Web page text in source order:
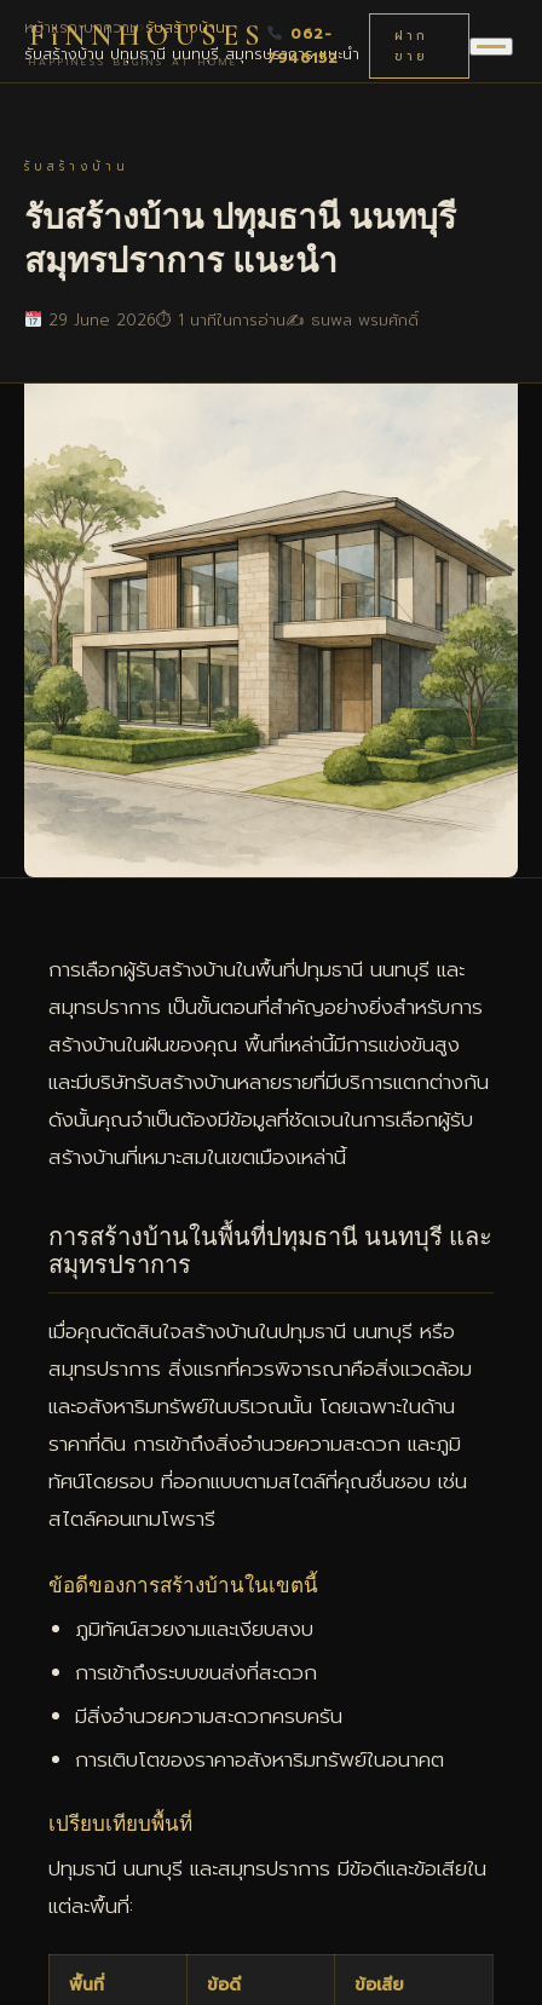
FiNNHOUSES
HAPPINESS BEGINS AT HOME
062-
7946152
ฝาก
ขาย
หน้าแรก›บทความ›รับสร้างบ้าน›
รับสร้างบ้าน ปทุมธานี นนทบุรี สมุทรปราการ แนะนำ
รับสร้างบ้าน
รับสร้างบ้าน ปทุมธานี นนทบุรี
สมุทรปราการ แนะนำ
29 June 2026⏱ 1 นาทีในการอ่าน✍️ ธนพล พรมศักดิ์
การเลือกผู้รับสร้างบ้านในพื้นที่ปทุมธานี นนทบุรี และ
สมุทรปราการ เป็นขั้นตอนที่สำคัญอย่างยิ่งสำหรับการ
สร้างบ้านในฝันของคุณ พื้นที่เหล่านี้มีการแข่งขันสูง
และมีบริษัทรับสร้างบ้านหลายรายที่มีบริการแตกต่างกัน
ดังนั้นคุณจำเป็นต้องมีข้อมูลที่ชัดเจนในการเลือกผู้รับ
สร้างบ้านที่เหมาะสมในเขตเมืองเหล่านี้
การสร้างบ้านในพื้นที่ปทุมธานี นนทบุรี และ
สมุทรปราการ
เมื่อคุณตัดสินใจสร้างบ้านในปทุมธานี นนทบุรี หรือ
สมุทรปราการ สิ่งแรกที่ควรพิจารณาคือสิ่งแวดล้อม
และอสังหาริมทรัพย์ในบริเวณนั้น โดยเฉพาะในด้าน
ราคาที่ดิน การเข้าถึงสิ่งอำนวยความสะดวก และภูมิ
ทัศน์โดยรอบ ที่ออกแบบตามสไตล์ที่คุณชื่นชอบ เช่น
สไตล์คอนเทมโพรารี
ข้อดีของการสร้างบ้านในเขตนี้
ภูมิทัศน์สวยงามและเงียบสงบ
การเข้าถึงระบบขนส่งที่สะดวก
มีสิ่งอำนวยความสะดวกครบครัน
การเติบโตของราคาอสังหาริมทรัพย์ในอนาคต
เปรียบเทียบพื้นที่
ปทุมธานี นนทบุรี และสมุทรปราการ มีข้อดีและข้อเสียใน
แต่ละพื้นที่:
พื้นที่ ข้อดี ข้อเสีย